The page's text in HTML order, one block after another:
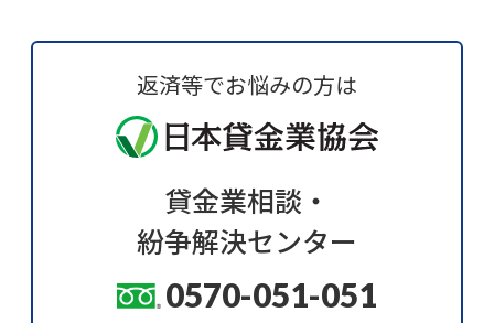
返済等でお悩みの方は
貸金業相談・
紛争解決センター
0570-051-051